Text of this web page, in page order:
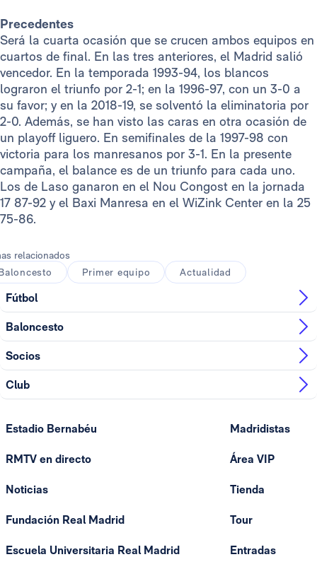
Precedentes
Será la cuarta ocasión que se crucen ambos equipos en
cuartos de final. En las tres anteriores, el Madrid salió
vencedor. En la temporada 1993-94, los blancos
lograron el triunfo por 2-1; en la 1996-97, con un 3-0 a
su favor; y en la 2018-19, se solventó la eliminatoria por
2-0. Además, se han visto las caras en otra ocasión de
un playoff liguero. En semifinales de la 1997-98 con
victoria para los manresanos por 3-1. En la presente
campaña, el balance es de un triunfo para cada uno.
Los de Laso ganaron en el Nou Congost en la jornada
17 87-92 y el Baxi Manresa en el WiZink Center en la 25
75-86.
relacionados
Primer equipo Actualidad
Fútbol
Baloncesto
Socios
Club
Estadio Bernabéu
RMTV en directo
Noticias
Fundación Real Madrid
Escuela Universitaria Real Madrid
Madridistas
Área VIP
Tienda
Tour
Entradas